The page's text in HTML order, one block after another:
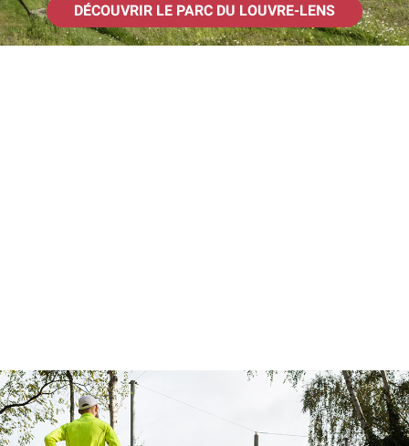
DÉCOUVRIR LE PARC DU LOUVRE-LENS